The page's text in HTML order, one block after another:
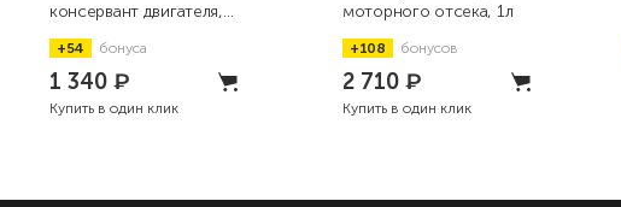
консервант двигателя,
500мл
+54 бонуса
1 340 ₽
Купить в один клик
моторного отсека, 1л
+108 бонусов
2 710 ₽
Купить в один клик